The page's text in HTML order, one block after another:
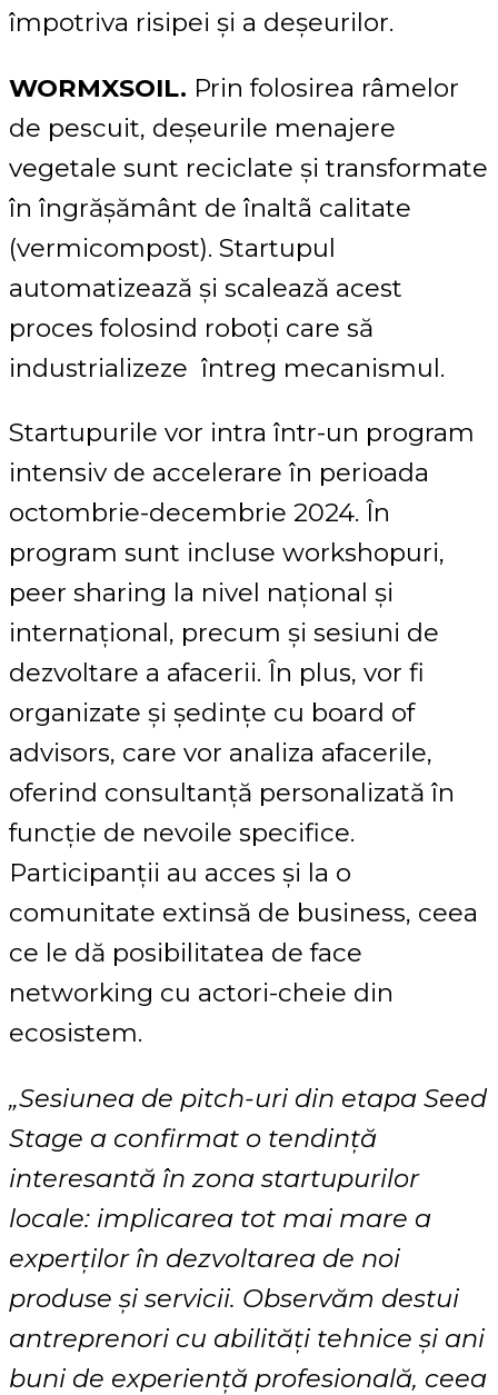
împotriva risipei și a deșeurilor.
WORMXSOIL. Prin folosirea râmelor
de pescuit, deșeurile menajere
vegetale sunt reciclate și transformate
în îngrășământ de înaltã calitate
(vermicompost). Startupul
automatizează și scalează acest
proces folosind roboți care să
industrializeze întreg mecanismul.
Startupurile vor intra într-un program
intensiv de accelerare în perioada
octombrie-decembrie 2024. În
program sunt incluse workshopuri,
peer sharing la nivel național și
internațional, precum și sesiuni de
dezvoltare a afacerii. În plus, vor fi
organizate și ședințe cu board of
advisors, care vor analiza afacerile,
oferind consultanță personalizată în
funcție de nevoile specifice.
Participanții au acces și la o
comunitate extinsă de business, ceea
ce le dă posibilitatea de face
networking cu actori-cheie din
ecosistem.
„Sesiunea de pitch-uri din etapa Seed
Stage a confirmat o tendință
interesantă în zona startupurilor
locale: implicarea tot mai mare a
experților în dezvoltarea de noi
produse și servicii. Observăm destui
antreprenori cu abilități tehnice și ani
buni de experiență profesională, ceea